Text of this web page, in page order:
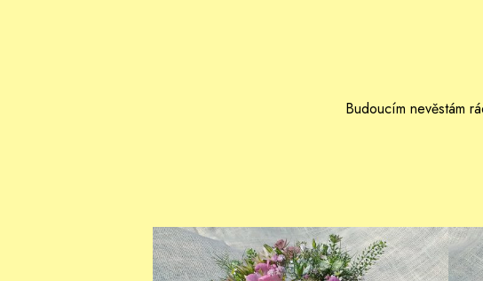
Budoucím nevěstám